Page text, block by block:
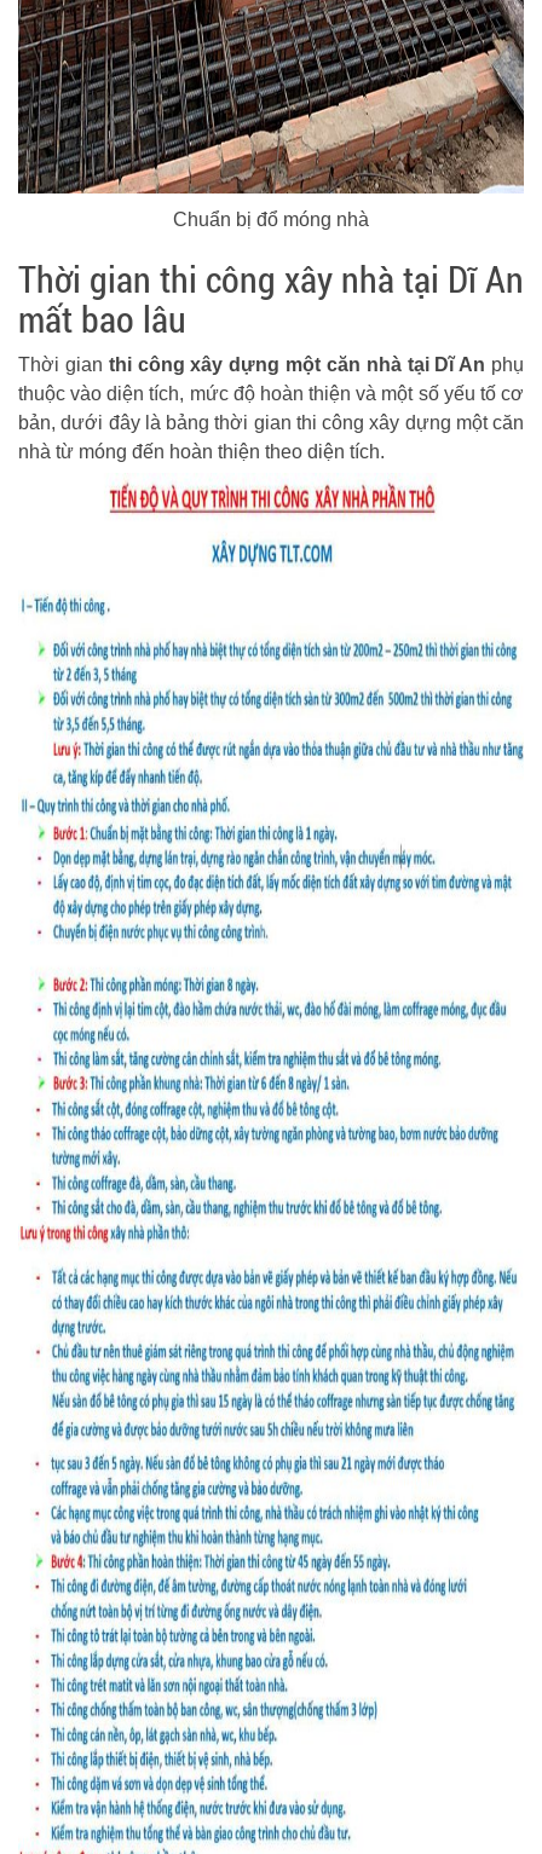
Chuẩn bị đổ móng nhà
Thời gian thi công xây nhà tại Dĩ An
mất bao lâu
Thời gian thi công xây dựng một căn nhà tại Dĩ An phụ
thuộc vào diện tích, mức độ hoàn thiện và một số yếu tố cơ
bản, dưới đây là bảng thời gian thi công xây dựng một căn
nhà từ móng đến hoàn thiện theo diện tích.